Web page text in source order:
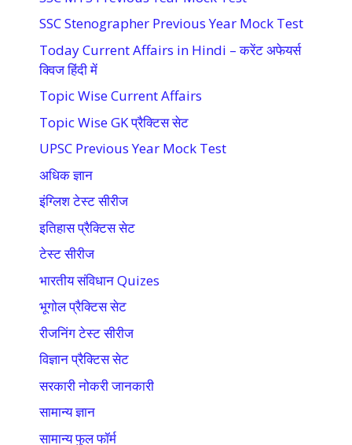
SSC Stenographer Previous Year Mock Test
Today Current Affairs in Hindi – करेंट अफेयर्स
क्विज हिंदी में
Topic Wise Current Affairs
Topic Wise GK प्रैक्टिस सेट
UPSC Previous Year Mock Test
अधिक ज्ञान
इंग्लिश टेस्ट सीरीज
इतिहास प्रैक्टिस सेट
टेस्ट सीरीज
भारतीय संविधान Quizes
भूगोल प्रैक्टिस सेट
रीजनिंग टेस्ट सीरीज
विज्ञान प्रैक्टिस सेट
सरकारी नोकरी जानकारी
सामान्य ज्ञान
सामान्य फुल फॉर्म